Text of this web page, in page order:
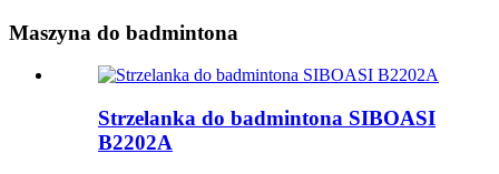
Maszyna do badmintona
Strzelanka do badmintona SIBOASI
B2202A